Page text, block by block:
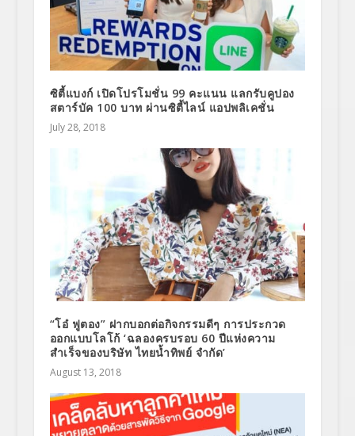
ซิตี้แบงก์ เปิดโปรโมชั่น 99 คะแนน แลกรับคูปอง
สตาร์บัค 100 บาท ผ่านซิตี้ไลน์ แอปพลิเคชั่น
July 28, 2018
“โอ๋ ฟูตอง” ฝากบอกต่อกิจกรรมดีๆ การประกวด
ออกแบบโลโก้ ‘ฉลองครบรอบ 60 ปีแห่งความ
สำเร็จของบริษัท ไทยน้ำทิพย์ จำกัด’
August 13, 2018